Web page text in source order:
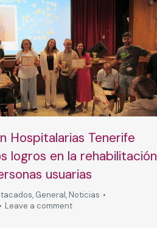
Hospitalarias Tenerife
logros en la rehabilitación
usuarias
, General, Noticias
Leave a comment